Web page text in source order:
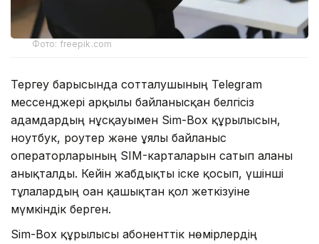
Фото: freepik.com
Тергеу барысында сотталушының Telegram
мессенджері арқылы байланысқан белгісіз
адамдардың нұсқауымен Sim-Box құрылғысын,
ноутбук, роутер және ұялы байланыс
операторларының SIM-карталарын сатып алғаны
анықталды. Кейін жабдықты іске қосып, үшінші
тұлғалардың оған қашықтан қол жеткізуіне
мүмкіндік берген.
Sim-Box құрылғысы абоненттік нөмірлердің